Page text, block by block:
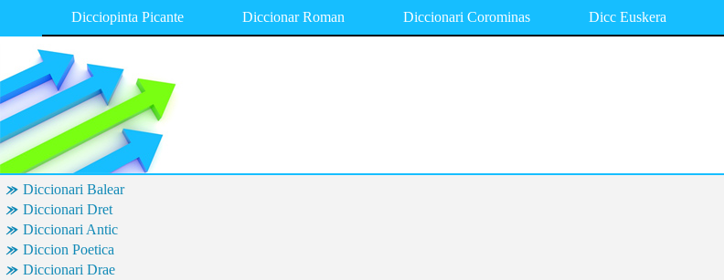
Dicciopinta Picante Diccionar Roman Diccionari Corominas Dicc Euskera
Diccionari Balear
Diccionari Dret
Diccionari Antic
Diccion Poetica
Diccionari Drae